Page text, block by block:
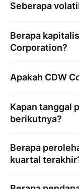
Seberapa
Berapa
Corporation?
Apakah CDW
Kapan tanggal
berikutnya?
Berapa
kuartal